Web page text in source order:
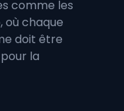
comme les
où chaque
doit être
la